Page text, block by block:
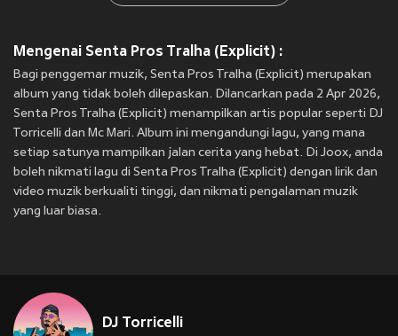
Mengenai Senta Pros Tralha (Explicit) :
Bagi penggemar muzik, Senta Pros Tralha (Explicit) merupakan
album yang tidak boleh dilepaskan. Dilancarkan pada 2 Apr 2026,
Senta Pros Tralha (Explicit) menampilkan artis popular seperti DJ
Torricelli dan Mc Mari. Album ini mengandungi lagu, yang mana
setiap satunya mampilkan jalan cerita yang hebat. Di Joox, anda
boleh nikmati lagu di Senta Pros Tralha (Explicit) dengan lirik dan
video muzik berkualiti tinggi, dan nikmati pengalaman muzik
yang luar biasa.
DJ Torricelli